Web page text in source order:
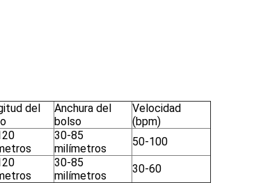
del
Anchura del
bolso
Velocidad
(bpm)
30-85
milímetros
50-100
30-85
milímetros
30-60